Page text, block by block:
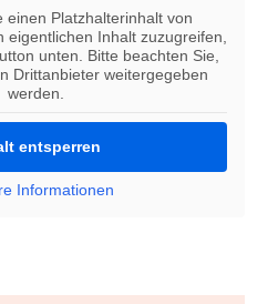
einen Platzhalterinhalt von
eigentlichen Inhalt zuzugreifen,
unten. Bitte beachten Sie,
Drittanbieter weitergegeben
werden.
entsperren
Informationen